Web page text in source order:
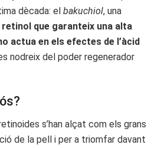
dècada: el bakuchiol, una
que garanteix una alta
actua en els efectes de l’àcid
nodreix del poder regenerador
s’han alçat com els grans
de la pell i per a triomfar davant